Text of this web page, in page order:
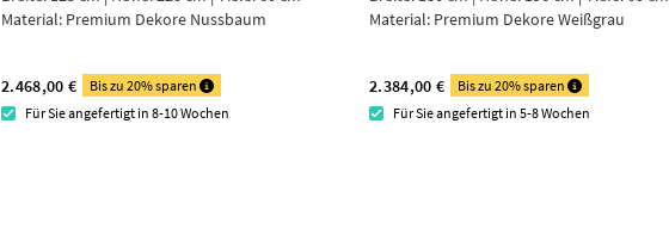
Material: Premium Dekore Nuss­baum
2.468,00 €
Bis zu 20% sparen
Für Sie angefertigt in 8-10 Wochen
Material: Premium Dekore Weiß­grau
2.384,00 €
Bis zu 20% sparen
Für Sie angefertigt in 5-8 Wochen